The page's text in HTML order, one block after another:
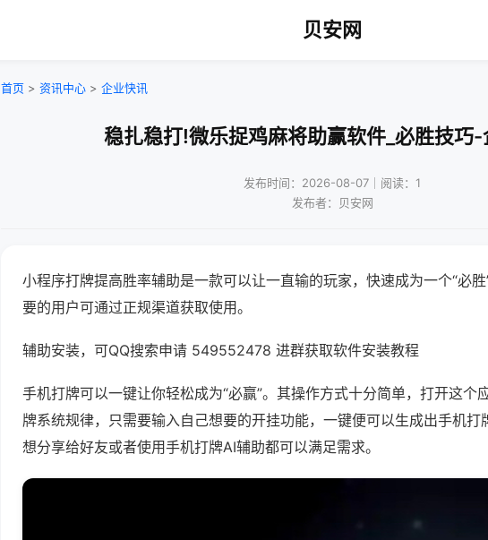
贝安网
首页 > 资讯中心 > 企业快讯
稳扎稳打!微乐捉鸡麻将助赢软件_必胜技巧-
发布时间：2026-08-07｜阅读：1
发布者：贝安网
小程序打牌提高胜率辅助是一款可以让一直输的玩家，快速成为一个“必
要的用户可通过正规渠道获取使用。
辅助安装，可QQ搜索申请 549552478 进群获取软件安装教程
手机打牌可以一键让你轻松成为“必赢”。其操作方式十分简单，打开这个
牌系统规律，只需要输入自己想要的开挂功能，一键便可以生成出手机打
想分享给好友或者使用手机打牌AI辅助都可以满足需求。